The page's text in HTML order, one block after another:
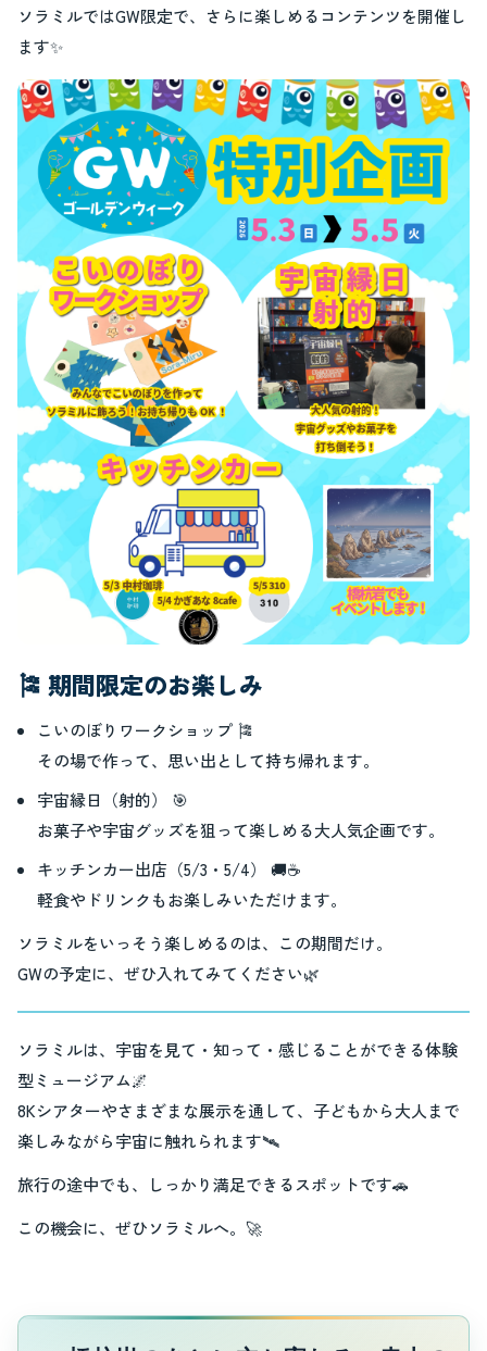
ソラミルではGW限定で、さらに楽しめるコンテンツを開催し
ます✨
🎏 期間限定のお楽しみ
こいのぼりワークショップ 🎏
その場で作って、思い出として持ち帰れます。
宇宙縁日（射的） 🎯
お菓子や宇宙グッズを狙って楽しめる大人気企画です。
キッチンカー出店（5/3・5/4） 🚚☕
軽食やドリンクもお楽しみいただけます。
ソラミルをいっそう楽しめるのは、この期間だけ。
GWの予定に、ぜひ入れてみてください🌿
ソラミルは、宇宙を見て・知って・感じることができる体験
型ミュージアム🌌
8Kシアターやさまざまな展示を通して、子どもから大人まで
楽しみながら宇宙に触れられます🛰️
旅行の途中でも、しっかり満足できるスポットです🚗
この機会に、ぜひソラミルへ。🚀